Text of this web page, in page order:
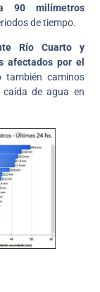
90 milímetros
de tiempo.
Río Cuarto y
afectados por el
también caminos
de agua en